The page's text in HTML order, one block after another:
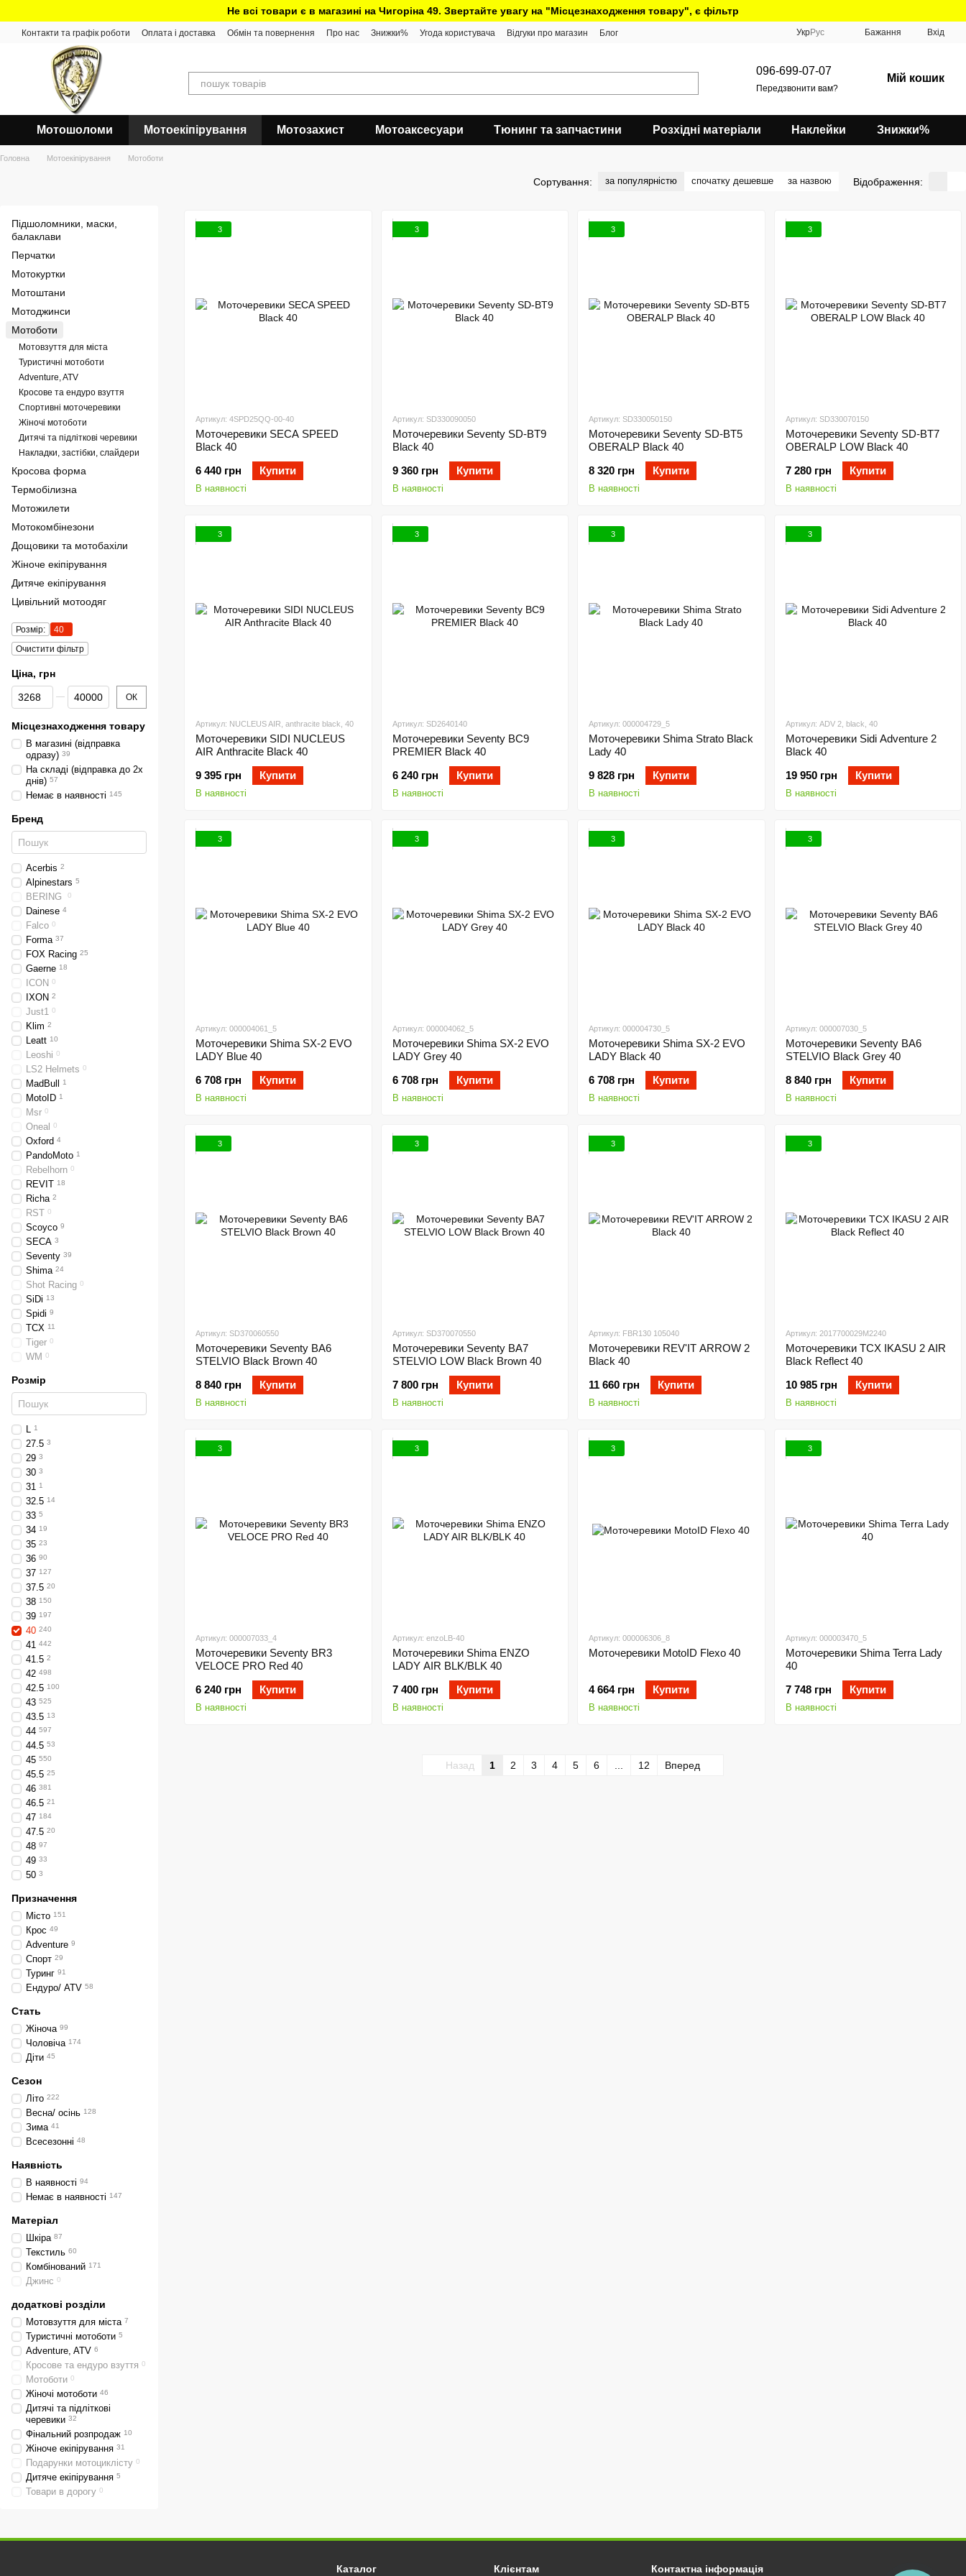
Не всі товари є в магазині на Чигоріна 49. Звертайте увагу на "Місцезнаходження товару", є фільтр
Контакти та графік роботи Оплата і доставка Обмін та повернення Про нас Знижки% Угода користувача Відгуки про магазин Блог УкрРус Бажання Вхід
096-699-07-07
Передзвонити вам?
Мій кошик
Мотошоломи Мотоекіпірування Мотозахист Мотоаксесуари Тюнинг та запчастини Розхідні матеріали Наклейки Знижки%
Головна Мотоекіпірування Мотоботи
Сортування: за популярністю спочатку дешевше за назвою Відображення:
3
Артикул: 4SPD25QQ-00-40
Моточеревики SECA SPEED
Black 40
6 440 грн
Купити
В наявності
3
Артикул: SD330090050
Моточеревики Seventy SD-BT9
Black 40
9 360 грн
Купити
В наявності
3
Артикул: SD330050150
Моточеревики Seventy SD-BT5
OBERALP Black 40
8 320 грн
Купити
В наявності
3
Артикул: SD330070150
Моточеревики Seventy SD-BT7
OBERALP LOW Black 40
7 280 грн
Купити
В наявності
3
Артикул: NUCLEUS AIR, anthracite black, 40
Моточеревики SIDI NUCLEUS
AIR Anthracite Black 40
9 395 грн
Купити
В наявності
3
Артикул: SD2640140
Моточеревики Seventy BC9
PREMIER Black 40
6 240 грн
Купити
В наявності
3
Артикул: 000004729_5
Моточеревики Shima Strato Black
Lady 40
9 828 грн
Купити
В наявності
3
Артикул: ADV 2, black, 40
Моточеревики Sidi Adventure 2
Black 40
19 950 грн
Купити
В наявності
3
Артикул: 000004061_5
Моточеревики Shima SX-2 EVO
LADY Blue 40
6 708 грн
Купити
В наявності
3
Артикул: 000004062_5
Моточеревики Shima SX-2 EVO
LADY Grey 40
6 708 грн
Купити
В наявності
3
Артикул: 000004730_5
Моточеревики Shima SX-2 EVO
LADY Black 40
6 708 грн
Купити
В наявності
3
Артикул: 000007030_5
Моточеревики Seventy BA6
STELVIO Black Grey 40
8 840 грн
Купити
В наявності
3
Артикул: SD370060550
Моточеревики Seventy BA6
STELVIO Black Brown 40
8 840 грн
Купити
В наявності
3
Артикул: SD370070550
Моточеревики Seventy BA7
STELVIO LOW Black Brown 40
7 800 грн
Купити
В наявності
3
Артикул: FBR130 105040
Моточеревики REV'IT ARROW 2
Black 40
11 660 грн
Купити
В наявності
3
Артикул: 2017700029M2240
Моточеревики TCX IKASU 2 AIR
Black Reflect 40
10 985 грн
Купити
В наявності
3
Артикул: 000007033_4
Моточеревики Seventy BR3
VELOCE PRO Red 40
6 240 грн
Купити
В наявності
3
Артикул: enzoLB-40
Моточеревики Shima ENZO
LADY AIR BLK/BLK 40
7 400 грн
Купити
В наявності
3
Артикул: 000006306_8
Моточеревики MotoID Flexo 40
4 664 грн Купити
В наявності
3
Артикул: 000003470_5
Моточеревики Shima Terra Lady
40
7 748 грн
Купити
В наявності
Назад 1 2 3 4 5 6 12 Вперед
Підшоломники, маски,
балаклави
Перчатки
Мотокуртки
Мотоштани
Мотоджинси
Мотоботи
Мотовзуття для міста
Туристичні мотоботи
Adventure, ATV
Кросове та ендуро взуття
Спортивні моточеревики
Жіночі мотоботи
Дитячі та підліткові черевики
Накладки, застібки, слайдери
Кросова форма
Термобілизна
Мотожилети
Мотокомбінезони
Дощовики та мотобахіли
Жіноче екіпірування
Дитяче екіпірування
Цивільний мотоодяг
Розмір:
40
Очистити фільтр
Ціна, грн
Від Ціна, грн
До Ціна, грн ОК
Місцезнаходження товару
В магазині (відправка
одразу) 39
На складі (відправка до 2х
днів) 57
Немає в наявності 145
Бренд
Acerbis 2
Alpinestars 5
BERING 0
Dainese 4
Falco 0
Forma 37
FOX Racing 25
Gaerne 18
ICON 0
IXON 2
Just1 0
Klim 2
Leatt 10
Leoshi 0
LS2 Helmets 0
MadBull 1
MotoID 1
Msr 0
Oneal 0
Oxford 4
PandoMoto 1
Rebelhorn 0
REVIT 18
Richa 2
RST 0
Scoyco 9
SECA 3
Seventy 39
Shima 24
Shot Racing 0
SiDi 13
Spidi 9
TCX 11
Tiger 0
WM 0
Розмір
L 1
27.5 3
29 3
30 3
31 1
32.5 14
33 5
34 19
35 23
36 90
37 127
37.5 20
38 150
39 197
40 240
41 442
41.5 2
42 498
42.5 100
43 525
43.5 13
44 597
44.5 53
45 550
45.5 25
46 381
46.5 21
47 184
47.5 20
48 97
49 33
50 3
Призначення
Місто 151
Крос 49
Adventure 9
Спорт 29
Туринг 91
Ендуро/ ATV 58
Стать
Жіноча 99
Чоловіча 174
Діти 45
Сезон
Літо 222
Весна/ осінь 128
Зима 41
Всесезонні 48
Наявність
В наявності 94
Немає в наявності 147
Матеріал
Шкіра 87
Текстиль 60
Комбінований 171
Джинс 0
додаткові розділи
Мотовзуття для міста 7
Туристичні мотоботи 5
Adventure, ATV 6
Кросове та ендуро взуття 0
Мотоботи 0
Жіночі мотоботи 46
Дитячі та підліткові
черевики 32
Фінальний розпродаж 10
Жіноче екіпірування 31
Подарунки мотоциклісту 0
Дитяче екіпірування 5
Товари в дорогу 0
Каталог Клієнтам Контактна інформація